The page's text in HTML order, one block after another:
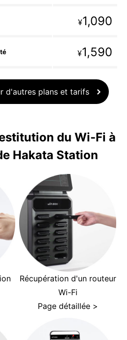
¥1,090
¥1,590
d'autres plans et tarifs
du Wi-Fi à
Hakata Station
Récupération d'un routeur
Wi-Fi
Page détaillée >